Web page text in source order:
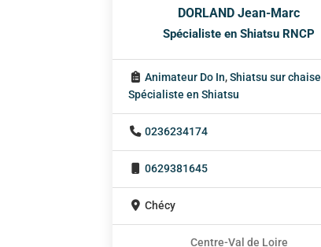
DORLAND Jean-Marc
Spécialiste en Shiatsu RNCP
Animateur Do In,Shiatsu sur chaise
Spécialiste en Shiatsu
0236234174
0629381645
Chécy
Centre-Val de Loire